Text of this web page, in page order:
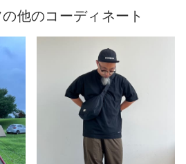
他のコーディネート